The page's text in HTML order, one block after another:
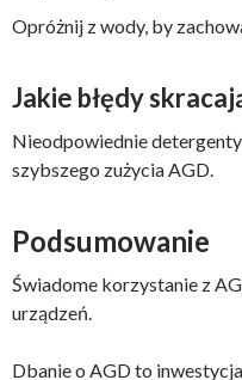
Opróżnij z wody, by
Jakie błędy
Nieodpowiednie
szybszego zużycia AGD.
Podsumowanie
Świadome korzystanie z
urządzeń.
Dbanie o AGD to